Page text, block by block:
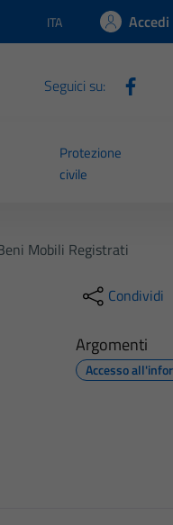
Lingua attiva:
ITA
Seguici su:
Protezione
civile
Mobili Registrati
Condividi
Argomenti
Accesso